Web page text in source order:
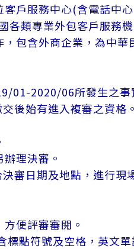
服務中心(含電話中心
各類專業外包客戶服務
包含外商企業，為中華
01-2020/06所發生之事
後始有進入複審之資格。
理決審。
審日期及地點，進行現
便評審審閱。
點符號及空格，英文單